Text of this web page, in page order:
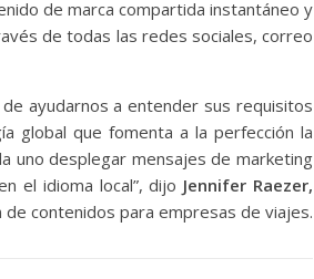
de marca compartida instantáneo y
de todas las redes sociales, correo
ayudarnos a entender sus requisitos
global que fomenta a la perfección la
uno desplegar mensajes de marketing
el idioma local”, dijo Jennifer Raezer,
contenidos para empresas de viajes.